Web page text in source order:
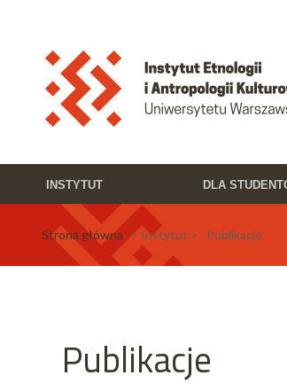
INSTYTUT DLA
Strona główna > Instytut > Publikacje
Publikacje